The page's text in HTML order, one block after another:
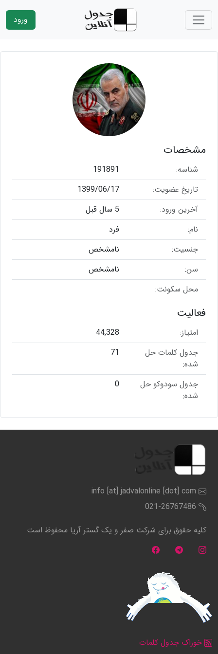
ورود
مشخصات
شناسه:
191891
تاریخ عضویت:
1399/06/17
آخرین ورود:
5 سال قبل
نام:
فرد
جنسیت:
نامشخص
سن:
نامشخص
محل سکونت:
فعالیت
امتیاز:
44,328
جدول کلمات حل
شده:
71
جدول سودوکو حل
شده:
0
info [at] jadvalonline [dot] com
021-26767486
کلیه حقوق برای شرکت صفر و یک گستر آریا محفوظ است
خوراک جدول کلمات